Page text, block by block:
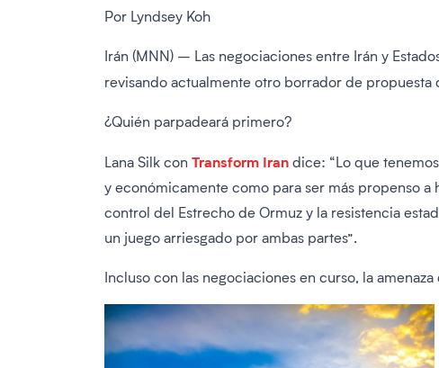
Por Lyndsey Koh
Irán (MNN) – Las negociaciones entre Irán y
revisando actualmente otro borrador de propuesta
¿Quién parpadeará primero?
Lana Silk con Transform Irandice: “Lo que
y económicamente como para ser más propenso
control del Estrecho de Ormuz y la resistencia
un juego arriesgado por ambas partes”.
Incluso con las negociaciones en curso, la